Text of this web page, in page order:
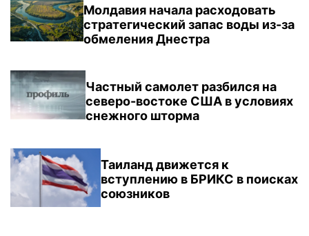
Молдавия начала расходовать
стратегический запас воды из-за
обмеления Днестра
Частный самолет разбился на
северо-востоке США в условиях
снежного шторма
Таиланд движется к
вступлению в БРИКС в поисках
союзников